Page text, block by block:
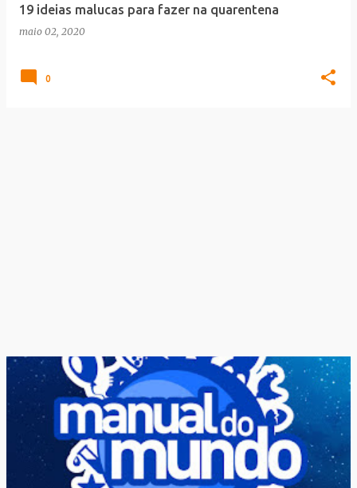
19 ideias malucas para fazer na quarentena
maio 02, 2020
0